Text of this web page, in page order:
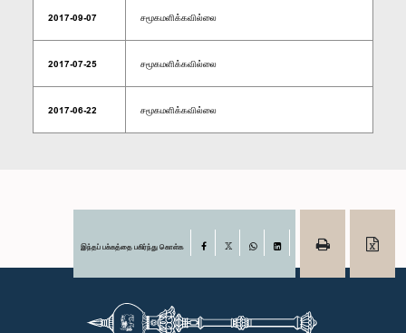
2017-09-07 சமூகமளிக்கவில்லை
2017-07-25 சமூகமளிக்கவில்லை
2017-06-22 சமூகமளிக்கவில்லை
இந்தப் பக்கத்தை பகிர்ந்து கொள்க Facebook